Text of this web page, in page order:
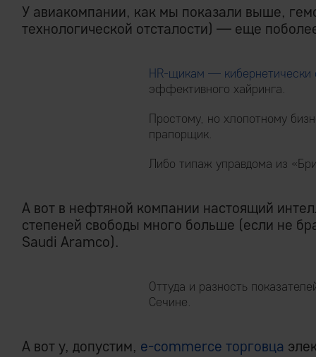
У авиакомпании, как мы показали выше,
технологической отсталости) — еще
HR-щикам — кибернетически
эффективного хайринга.
Простому, но хлопотному
прапорщик.
Либо типаж управдома из
А вот в нефтяной компании настоящий
степеней свободы много больше (если не
Saudi Aramco).
Оттуда и разность
Сечине.
А вот у, допустим, e-commerce торговца